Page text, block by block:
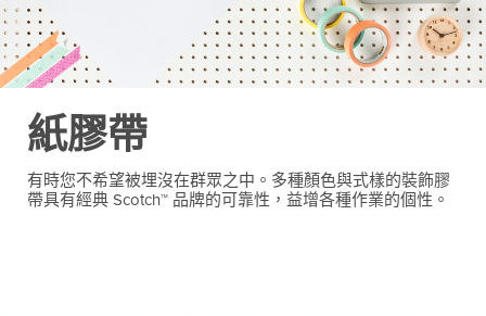
紙膠帶
有時您不希望被埋沒在群眾之中。多種顏色與式樣的裝飾膠
帶具有經典 Scotch™ 品牌的可靠性，益增各種作業的個性。